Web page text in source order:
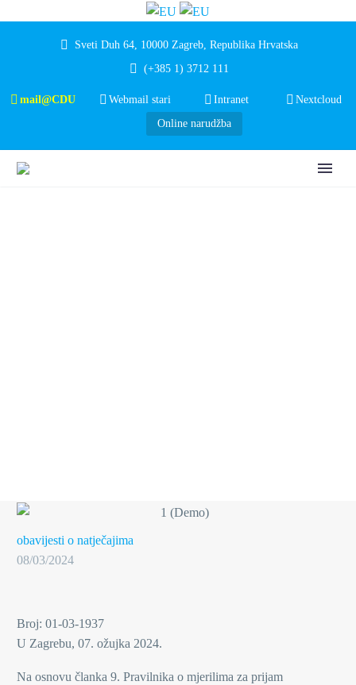
Sveti Duh 64, 10000 Zagreb, Republika Hrvatska
(+385 1) 3712 111
mail@CDU Webmail stari Intranet
Nextcloud
Online narudžba
obavijesti o natječajima
08/03/2024
Broj: 01-03-1937
U Zagrebu, 07. ožujka 2024.
Na osnovu članka 9. Pravilnika o mjerilima za prijam